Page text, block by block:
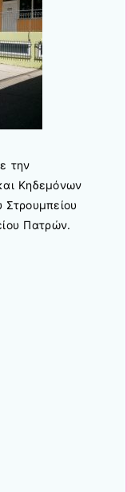
την
Κηδεμόνων
Πατρών.